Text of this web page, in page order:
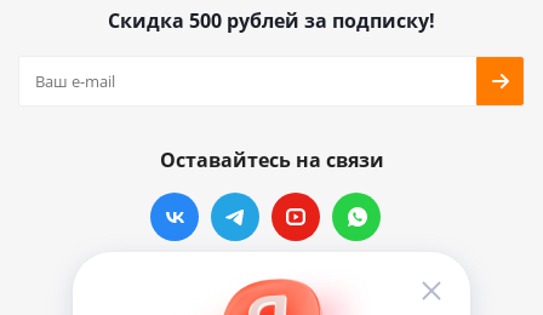
Скидка 500 рублей за подписку!
Оставайтесь на связи
Наши контакты